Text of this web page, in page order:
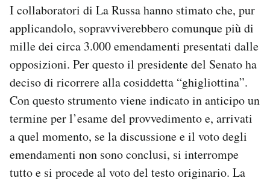
I collaboratori di La Russa hanno stimato che, pur
applicandolo, sopravviverebbero comunque più di
mille dei circa 3.000 emendamenti presentati dalle
opposizioni. Per questo il presidente del Senato ha
deciso di ricorrere alla cosiddetta “ghigliottina”.
Con questo strumento viene indicato in anticipo un
termine per l’esame del provvedimento e, arrivati
a quel momento, se la discussione e il voto degli
emendamenti non sono conclusi, si interrompe
tutto e si procede al voto del testo originario. La